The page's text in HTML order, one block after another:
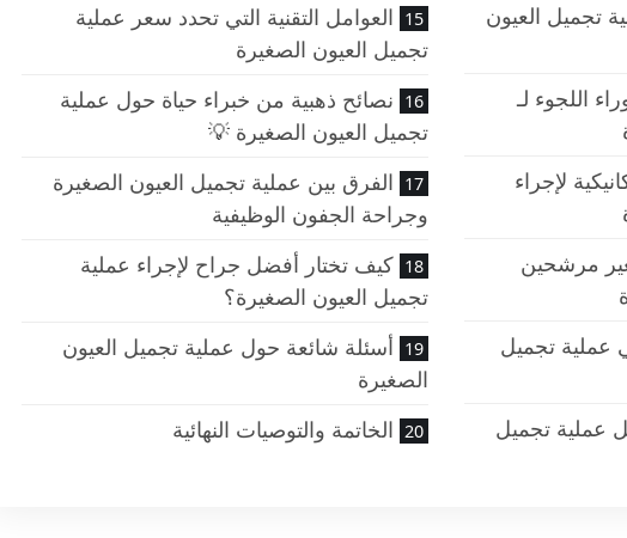
تجميل العيون
اللجوء لـ
لإجراء
مرشحين
عملية تجميل
عملية تجميل
العوامل التقنية التي تحدد سعر عملية
تجميل العيون الصغيرة
نصائح ذهبية من خبراء حياة حول عملية
تجميل العيون الصغيرة 💡
الفرق بين عملية تجميل العيون الصغيرة
وجراحة الجفون الوظيفية
كيف تختار أفضل جراح لإجراء عملية
تجميل العيون الصغيرة؟
أسئلة شائعة حول عملية تجميل العيون
الصغيرة
الخاتمة والتوصيات النهائية